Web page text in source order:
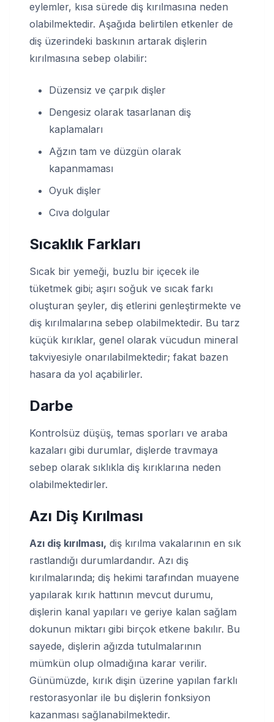
eylemler, kısa sürede diş kırılmasına neden
olabilmektedir. Aşağıda belirtilen etkenler de
diş üzerindeki baskının artarak dişlerin
kırılmasına sebep olabilir:
Düzensiz ve çarpık dişler
Dengesiz olarak tasarlanan diş
kaplamaları
Ağzın tam ve düzgün olarak
kapanmaması
Oyuk dişler
Cıva dolgular
Sıcaklık Farkları
Sıcak bir yemeği, buzlu bir içecek ile
tüketmek gibi; aşırı soğuk ve sıcak farkı
oluşturan şeyler, diş etlerini genleştirmekte ve
diş kırılmalarına sebep olabilmektedir. Bu tarz
küçük kırıklar, genel olarak vücudun mineral
takviyesiyle onarılabilmektedir; fakat bazen
hasara da yol açabilirler.
Darbe
Kontrolsüz düşüş, temas sporları ve araba
kazaları gibi durumlar, dişlerde travmaya
sebep olarak sıklıkla diş kırıklarına neden
olabilmektedirler.
Azı Diş Kırılması
Azı diş kırılması, diş kırılma vakalarının en sık
rastlandığı durumlardandır. Azı diş
kırılmalarında; diş hekimi tarafından muayene
yapılarak kırık hattının mevcut durumu,
dişlerin kanal yapıları ve geriye kalan sağlam
dokunun miktarı gibi birçok etkene bakılır. Bu
sayede, dişlerin ağızda tutulmalarının
mümkün olup olmadığına karar verilir.
Günümüzde, kırık dişin üzerine yapılan farklı
restorasyonlar ile bu dişlerin fonksiyon
kazanması sağlanabilmektedir.